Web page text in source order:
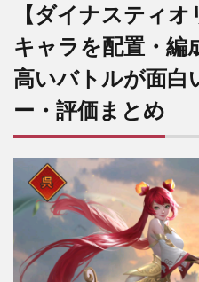
【ダイナスティ
キャラを配置・編
高いバトルが面白
ー・評価まとめ